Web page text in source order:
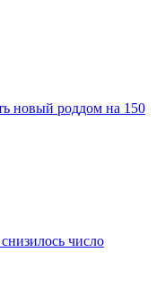
новый роддом на 150
число